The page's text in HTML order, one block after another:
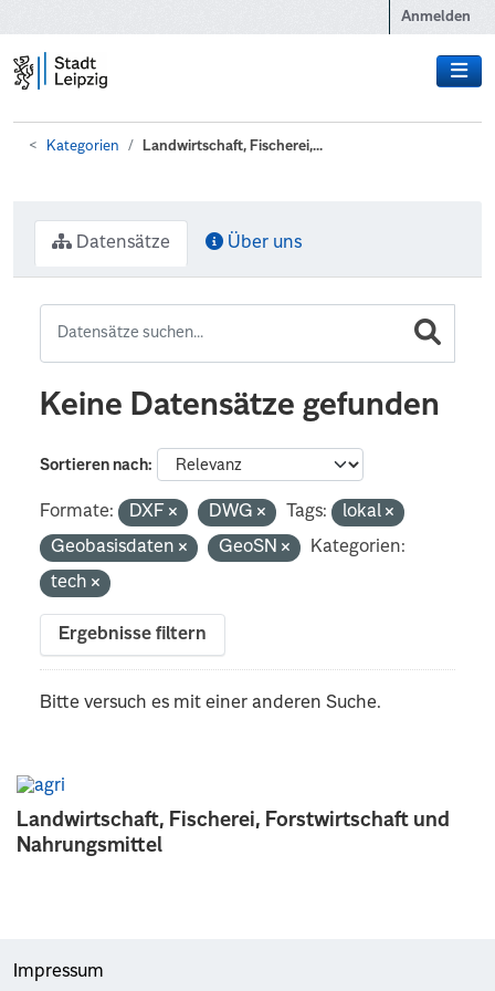
Anmelden
Kategorien Landwirtschaft, Fischerei,...
Landwirtschaft, Fischerei, Forstwirtschaft und
Nahrungsmittel
Datensätze Über uns
Keine Datensätze gefunden
Sortieren nach
Formate: DXF DWG Tags:
lokal
Geobasisdaten
GeoSN
Kategorien:
tech
Ergebnisse filtern
Bitte versuch es mit einer anderen Suche.
Impressum